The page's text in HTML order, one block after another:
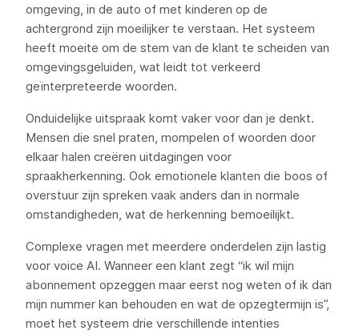
omgeving, in de auto of met kinderen op de
achtergrond zijn moeilijker te verstaan. Het systeem
heeft moeite om de stem van de klant te scheiden van
omgevingsgeluiden, wat leidt tot verkeerd
geïnterpreteerde woorden.
Onduidelijke uitspraak komt vaker voor dan je denkt.
Mensen die snel praten, mompelen of woorden door
elkaar halen creëren uitdagingen voor
spraakherkenning. Ook emotionele klanten die boos of
overstuur zijn spreken vaak anders dan in normale
omstandigheden, wat de herkenning bemoeilijkt.
Complexe vragen met meerdere onderdelen zijn lastig
voor voice AI. Wanneer een klant zegt “ik wil mijn
abonnement opzeggen maar eerst nog weten of ik dan
mijn nummer kan behouden en wat de opzegtermijn is”,
moet het systeem drie verschillende intenties